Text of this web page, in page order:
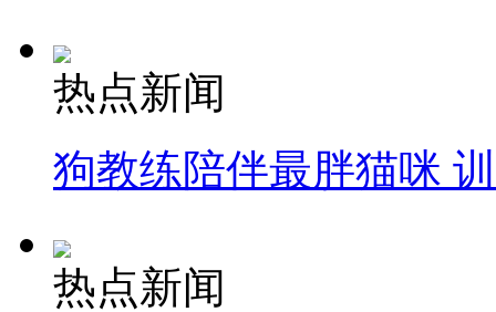
热点新闻
狗教练陪伴最胖猫咪
热点新闻